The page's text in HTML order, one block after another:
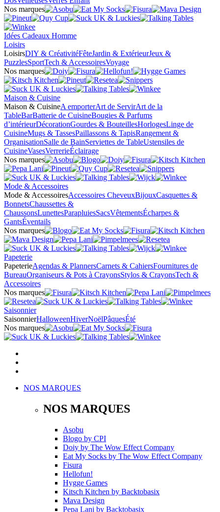
Nos marques
Idées Cadeaux Homme
Loisirs
LoisirsDIY & CréativitéFêteJardin & ExtérieurJeux &
PuzzlesSportTech & AccessoiresVoyage
Nos marques
Maison & Cuisine
Maison & CuisineA emporterArt de ServirArt de la
TableBarBatterie de CuisineBougies & Parfums
d’intérieurDécorationGourdes & BouteillesHorlogesLinge de
CuisineMugs & TassesPaillassons & TapisRangement &
OrganisationSalle de BainServiettes de TableUstensiles de
CuisineVasesVerrerieÉclairage
Nos marques
Mode & Accessoires
Mode & AccessoiresAccessoires CheveuxBijouxCasquettes &
BonnetsChaussettes &
ChaussonsLunettesParapluiesSacsVêtementsÉcharpes &
GantsÉventails
Nos marques
Papeterie
PapeterieAgendas & PlannersCarnets & CahiersFournitures de
BureauOrganiseurs & Pots à CrayonsStylos & CrayonsTech &
Accessoires
Nos marques
Saisonnier
SaisonnierHalloweenHiverNoëlPâquesÉté
Nos marques
NOS MARQUES
NOS MARQUES
Asobu
Blogo by CPI
Doiy by The Wow Effect Company
Eat My Socks by The Wow Effect Company
Fisura
Hellofun!
Hygge Games
Kitsch Kitchen by Backtobasix
Mava Design
Pepa Lani by Backtobasix